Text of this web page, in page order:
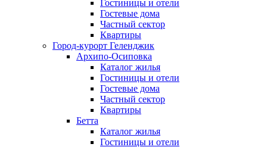
Гостиницы и отели
Гостевые дома
Частный сектор
Квартиры
Город-курорт Геленджик
Архипо-Осиповка
Каталог жилья
Гостиницы и отели
Гостевые дома
Частный сектор
Квартиры
Бетта
Каталог жилья
Гостиницы и отели